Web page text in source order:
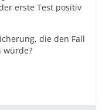
erste Test positiv
die den Fall
würde?